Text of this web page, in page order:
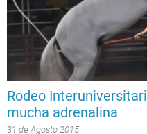
Rodeo
mucha adrenalina
31 de Agosto 2015